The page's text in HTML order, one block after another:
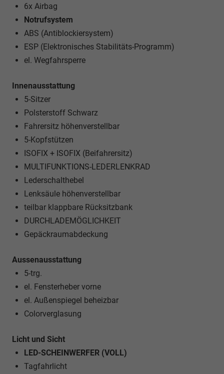
6x Airbag
Notrufsystem
ABS (Antiblockiersystem)
ESP (Elektronisches Stabilitäts-Programm)
el. Wegfahrsperre
Innenausstattung
5-Sitzer
Polsterstoff Schwarz
Fahrersitz höhenverstellbar
5-Kopfstützen
ISOFIX + ISOFIX (Beifahrersitz)
MULTIFUNKTIONS-LEDERLENKRAD
Lederschalthebel
Lenksäule höhenverstellbar
teilbar klappbare Rücksitzbank
DURCHLADEMÖGLICHKEIT
Gepäckraumabdeckung
Aussenausstattung
5-trg.
el. Fensterheber vorne
el. Außenspiegel beheizbar
Colorverglasung
Licht und Sicht
LED-SCHEINWERFER (VOLL)
Tagfahrlicht